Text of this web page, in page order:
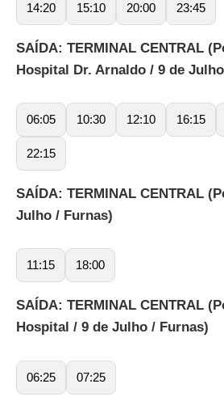
14:20 15:10 20:00 23:45
SAÍDA: TERMINAL CENTRAL
Hospital Dr. Arnaldo / 9 de
06:05 10:30 12:10 16:15
22:15
SAÍDA: TERMINAL CENTRAL
Julho / Furnas)
11:15 18:00
SAÍDA: TERMINAL CENTRAL
Hospital / 9 de Julho / Furnas)
06:25 07:25